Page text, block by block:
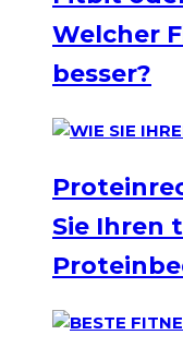
Welcher
besser?
Sie Ihren